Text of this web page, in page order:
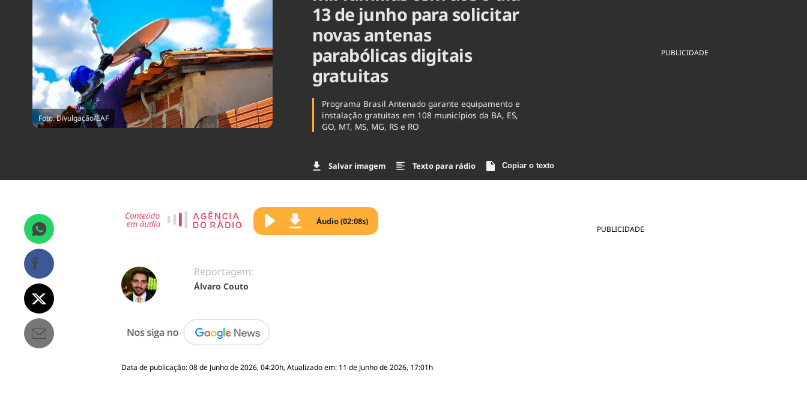
Ciência & Tecnologia
Cinema
Foto: Divulgação/EAF
13 de junho para solicitar
novas antenas
parabólicas digitais
gratuitas
Programa Brasil Antenado garante equipamento e
instalação gratuitas em 108 municípios da BA, ES,
GO, MT, MS, MG, RS e RO
Salvar imagem Texto para rádio Copiar o texto
PUBLICIDADE
PUBLICIDADE
Áudio (02:08s)
Reportagem:
Álvaro Couto
Data de publicação: 08 de Junho de 2026, 04:20h, Atualizado em: 11 de Junho de 2026, 17:01h